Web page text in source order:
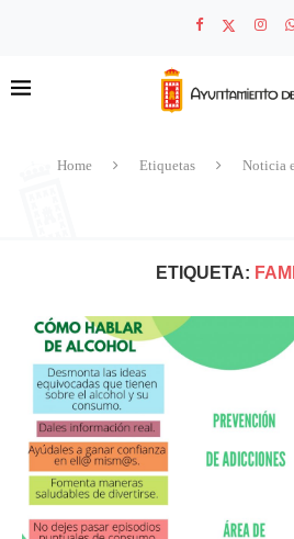
Home Etiquetas Noticia
ETIQUETA: